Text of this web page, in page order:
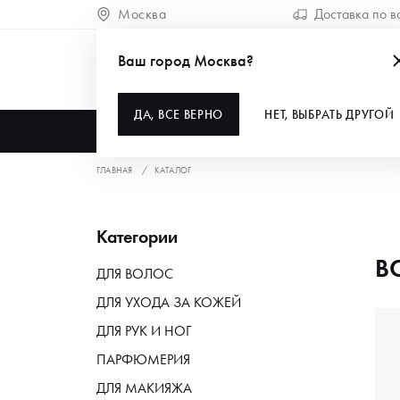
Москва Доставка по
Ваш город Москва?
ДА, ВСЕ ВЕРНО НЕТ, ВЫБРАТЬ ДРУГОЙ
ГЛАВНАЯ КАТАЛОГ
Категории
ДЛЯ ВОЛОС
ДЛЯ УХОДА ЗА КОЖЕЙ
ДЛЯ РУК И НОГ
ПАРФЮМЕРИЯ
ДЛЯ МАКИЯЖА